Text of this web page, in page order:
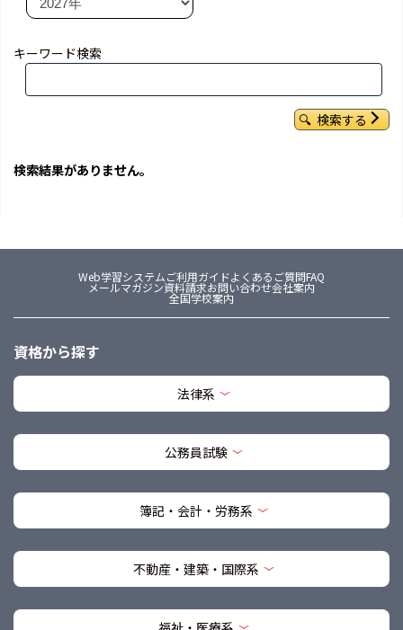
キーワード検索
検索する
検索結果がありません。
Web学習システムご利用ガイドよくあるご質問FAQ
メールマガジン資料請求お問い合わせ会社案内
全国学校案内
資格から探す
法律系
公務員試験
簿記・会計・労務系
不動産・建築・国際系